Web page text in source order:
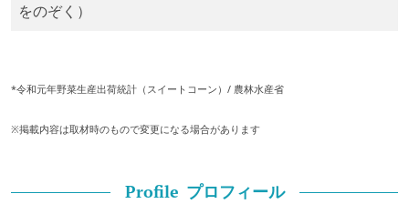
をのぞく）⁡
*令和元年野菜生産出荷統計（スイートコーン）/ 農林水産省
※掲載内容は取材時のもので変更になる場合があります
Profile プロフィール